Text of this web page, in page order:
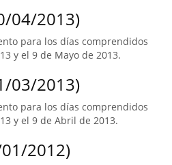
04/2013)
para los días comprendidos
y el 9 de Mayo de 2013.
03/2013)
para los días comprendidos
y el 9 de Abril de 2013.
2012)